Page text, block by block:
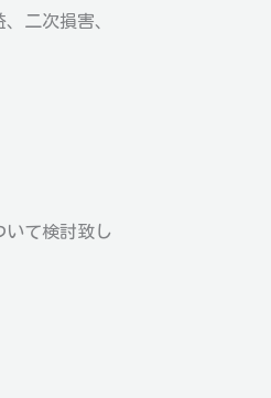
二次損害、
て検討致し